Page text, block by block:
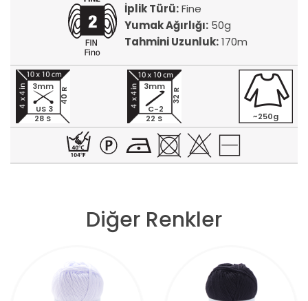
İplik Türü:Fine
Yumak Ağırlığı:50g
Tahmini Uzunluk:170m
28 S
40 R
3mm
US 3
22 S
32 R
3mm
C-2
~250g
Diğer Renkler